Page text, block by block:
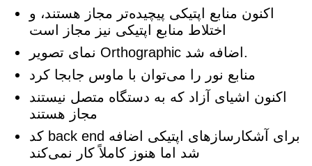
اکنون منابع اپتیکی پیچیده‌تر مجاز هستند، و
اختلاط منابع اپتیکی نیز مجاز است
نمای تصویر Orthographic اضافه شد.
منابع نور را می‌توان با ماوس جابجا کرد
اکنون اشیای آزاد که به دستگاه متصل نیستند
مجاز هستند
کد back end برای آشکارسازهای اپتیکی اضافه
شد اما هنوز کاملاً کار نمی‌کند